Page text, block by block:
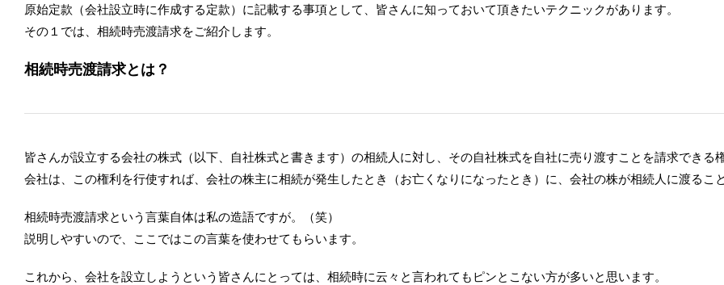
原始定款（会社設立時に作成する定款）に記載する事項として、皆さんに知っておいて頂きたいテクニックがあります。
その１では、相続時売渡請求をご紹介します。
相続時売渡請求とは？
皆さんが設立する会社の株式（以下、自社株式と書きます）の相続人に対し、その自社株式を自社に売り渡すことを請求できる権
会社は、この権利を行使すれば、会社の株主に相続が発生したとき（お亡くなりになったとき）に、会社の株が相続人に渡るこ
相続時売渡請求という言葉自体は私の造語ですが。（笑）
説明しやすいので、ここではこの言葉を使わせてもらいます。
これから、会社を設立しようという皆さんにとっては、相続時に云々と言われてもピンとこない方が多いと思います。